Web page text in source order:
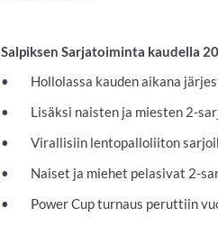
Salpiksen Sarjatoiminta kaudella
• Hollolassa kauden aikana
• Lisäksi naisten ja miesten 2-
• Virallisiin lentopalloliiton
• Naiset ja miehet pelasivat 2-
• Power Cup turnaus peruttiin